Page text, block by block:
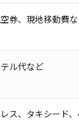
券、現地移動費
ル代など
レス、タキシード